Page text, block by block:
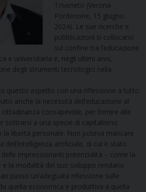
Triveneto (Verona-
Pordenone, 15 giugno
2024). Le sue ricerche e
pubblicazioni si collocano
sul confine tra l’educazione
e universitaria e, negli ultimi anni,
degli strumenti tecnologici nella
questo aspetto con una riflessione a tutto
anche la necessità dell’educazione al
consapevole, per fornire alle
sottrarsi a una specie di capitalismo
la libertà personale. Non poteva mancare
dell’intelligenza artificiale, di cui è stato
impressionanti potenzialità – come la
e la modalità del suo sviluppo rendano
passo un’adeguata riflessione sulle
quella economica e produttiva a quella